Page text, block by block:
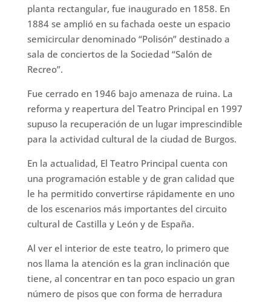
planta rectangular, fue inaugurado en 1858. En
1884 se amplió en su fachada oeste un espacio
semicircular denominado “Polisón” destinado a
sala de conciertos de la Sociedad “Salón de
Recreo”.
Fue cerrado en 1946 bajo amenaza de ruina. La
reforma y reapertura del Teatro Principal en 1997
supuso la recuperación de un lugar imprescindible
para la actividad cultural de la ciudad de Burgos.
En la actualidad, El Teatro Principal cuenta con
una programación estable y de gran calidad que
le ha permitido convertirse rápidamente en uno
de los escenarios más importantes del circuito
cultural de Castilla y León y de España.
Al ver el interior de este teatro, lo primero que
nos llama la atención es la gran inclinación que
tiene, al concentrar en tan poco espacio un gran
número de pisos que con forma de herradura